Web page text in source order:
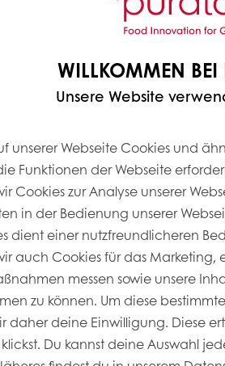
UNSERE
WILLKOMMEN BEI
Unsere Website
unserer Webseite Cookies und
Funktionen der Webseite
Cookies zur Analyse unserer
in der Bedienung unserer
dient einer nutzfreundlicheren
auch Cookies für das Marketing,
messen sowie unsere
zu können. Um diese
daher deine Einwilligung. Diese
Du kannst deine Auswahl